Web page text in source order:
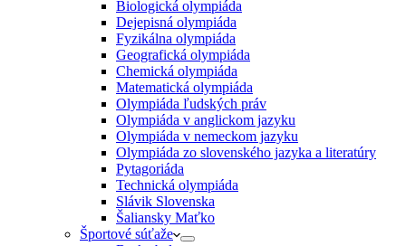
Biologická olympiáda
Dejepisná olympiáda
Fyzikálna olympiáda
Geografická olympiáda
Chemická olympiáda
Matematická olympiáda
Olympiáda ľudských práv
Olympiáda v anglickom jazyku
Olympiáda v nemeckom jazyku
Olympiáda zo slovenského jazyka a literatúry
Pytagoriáda
Technická olympiáda
Slávik Slovenska
Šaliansky Maťko
Športové súťaže